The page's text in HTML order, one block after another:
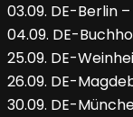
03.09. DE-Berlin
04.09. DE-
25.09. DE-
26.09. DE-
30.09. DE-